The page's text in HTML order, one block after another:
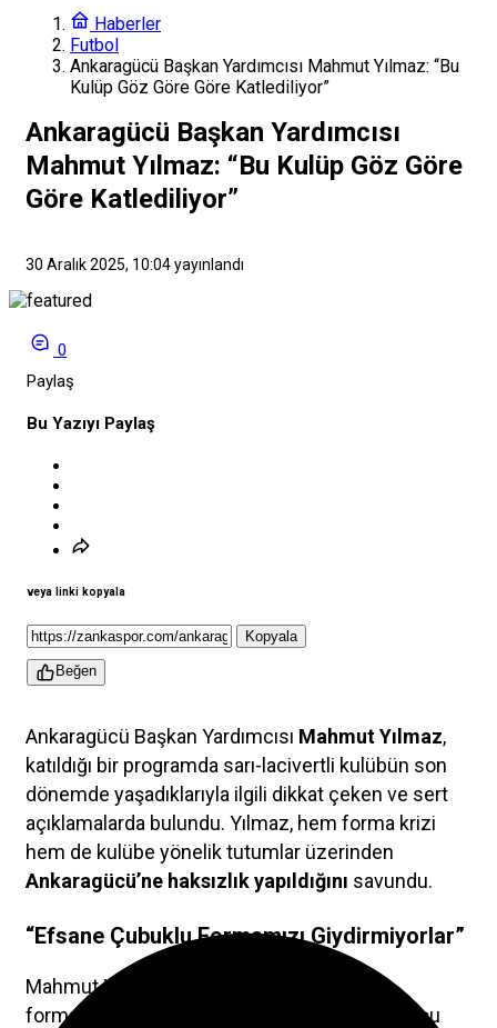
Haberler
Futbol
Ankaragücü Başkan Yardımcısı Mahmut Yılmaz: “Bu
Kulüp Göz Göre Göre Katlediliyor”
Ankaragücü Başkan Yardımcısı
Mahmut Yılmaz: “Bu Kulüp Göz Göre
Göre Katlediliyor”
30 Aralık 2025, 10:04yayınlandı
0
Paylaş
Bu Yazıyı Paylaş
veya linki kopyala
Kopyala
Beğen
Ankaragücü Başkan Yardımcısı Mahmut Yılmaz,
katıldığı bir programda sarı-lacivertli kulübün son
dönemde yaşadıklarıyla ilgili dikkat çeken ve sert
açıklamalarda bulundu. Yılmaz, hem forma krizi
hem de kulübe yönelik tutumlar üzerinden
Ankaragücü’ne haksızlık yapıldığını savundu.
“Efsane Çubuklu Formamızı Giydirmiyorlar”
Mahmut Yılmaz, Ankaragücü’nün çubuklu
formasının yasaklanmasına tepki göstererek şu